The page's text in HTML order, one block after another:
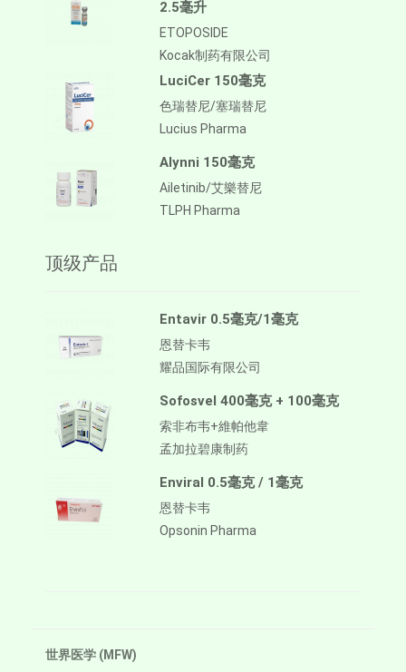
2.5毫升
ETOPOSIDE
Kocak制药有限公司
LuciCer 150毫克
色瑞替尼/塞瑞替尼
Lucius Pharma
Alynni 150毫克
Ailetinib/艾樂替尼
TLPH Pharma
顶级产品
Entavir 0.5毫克/1毫克
恩替卡韦
耀品国际有限公司
Sofosvel 400毫克 + 100毫克
索非布韦+維帕他韋
孟加拉碧康制药
Enviral 0.5毫克 / 1毫克
恩替卡韦
Opsonin Pharma
世界医学 (MFW)